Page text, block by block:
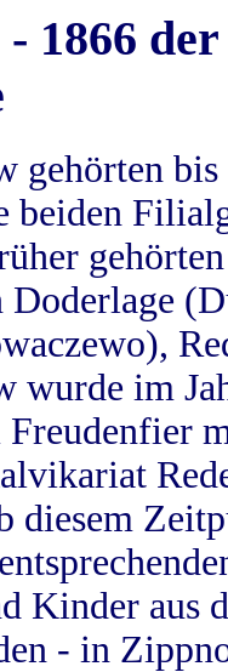
- 1866
gehörten
beiden
wurde im
Freudenfier
diesem
Kinder aus
- in